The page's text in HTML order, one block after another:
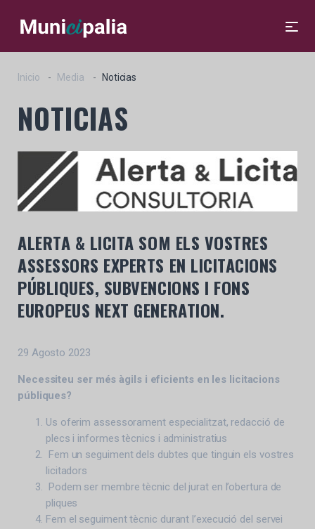
Inicio Media Noticias
NOTICIAS
ALERTA & LICITA SOM ELS VOSTRES
ASSESSORS EXPERTS EN LICITACIONS
PÚBLIQUES, SUBVENCIONS I FONS
EUROPEUS NEXT GENERATION.
29 Agosto 2023
Necessiteu ser més àgils i eficients en les licitacions
públiques?
Us oferim assessorament especialitzat, redacció de
plecs i informes tècnics i administratius
Fem un seguiment dels dubtes que tinguin els vostres
licitadors
Podem ser membre tècnic del jurat en l’obertura de
pliques
Fem el seguiment tècnic durant l’execució del servei